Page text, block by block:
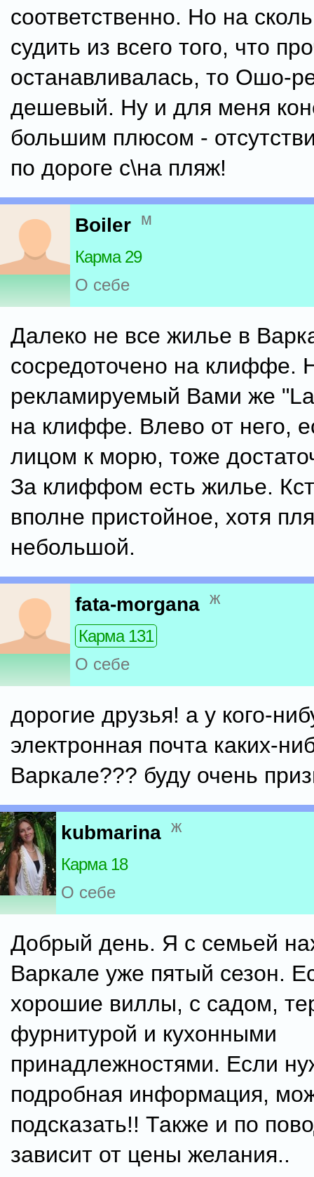
соответственно. Но на
судить из всего того, что
останавливалась, то Ошо-
дешевый. Ну и для меня
большим плюсом -
по дороге с\на пляж!
Boiler м
Карма 29
О себе
Далеко не все жилье в
сосредоточено на клиффе.
рекламируемый Вами же
на клиффе. Влево от него,
лицом к морю, тоже
За клиффом есть жилье.
вполне пристойное, хотя
небольшой.
fata-morgana ж
Карма 131
О себе
дорогие друзья! а у кого-
электронная почта каких-
Варкале??? буду очень
kubmarina ж
Карма 18
О себе
Добрый день. Я с семьей
Варкале уже пятый сезон.
хорошие виллы, с садом,
фурнитурой и кухонными
принадлежностями. Если
подробная информация,
подсказать!! Также и по
зависит от цены желания..